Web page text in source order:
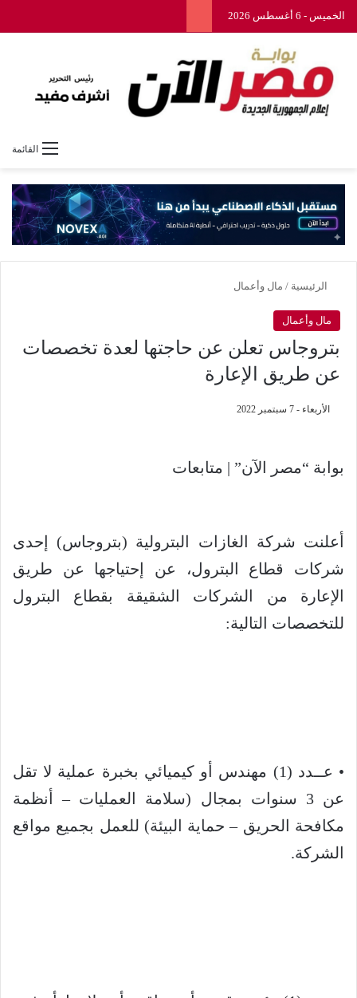
الخميس - 6 أغسطس 2026
القائمة
الرئيسية / مال وأعمال
مال وأعمال
بتروجاس تعلن عن حاجتها لعدة تخصصات
عن طريق الإعارة
الأربعاء - 7 سبتمبر 2022
بوابة “مصر الآن” | متابعات
أعلنت شركة الغازات البترولية (بتروجاس) إحدى
شركات قطاع البترول، عن إحتياجها عن طريق
الإعارة من الشركات الشقيقة بقطاع البترول
للتخصصات التالية:
• عــدد (1) مهندس أو كيميائي بخبرة عملية لا تقل
عن 3 سنوات بمجال (سلامة العمليات – أنظمة
مكافحة الحريق – حماية البيئة) للعمل بجميع مواقع
الشركة.